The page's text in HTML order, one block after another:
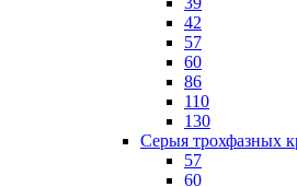
42
57
60
86
110
130
Серыя трохфазных
57
60